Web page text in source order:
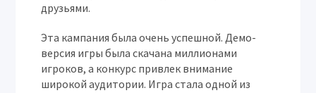
друзьями.
Эта кампания была очень успешной. Демо-
версия игры была скачана миллионами
игроков, а конкурс привлек внимание
широкой аудитории. Игра стала одной из